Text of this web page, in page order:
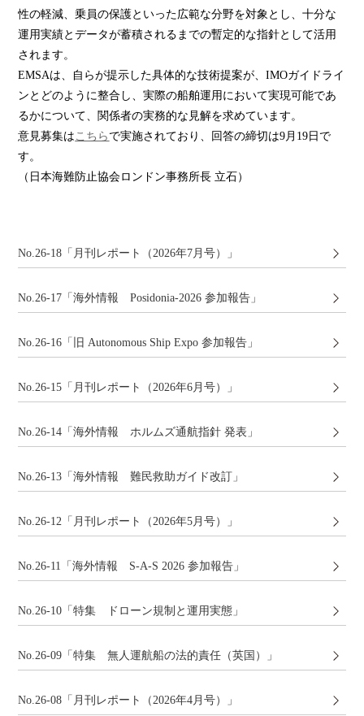
性の軽減、乗員の保護といった広範な分野を対象とし、十分な
運用実績とデータが蓄積されるまでの暫定的な指針として活用
されます。
EMSAは、自らが提示した具体的な技術提案が、IMOガイドライ
ンとどのように整合し、実際の船舶運用において実現可能であ
るかについて、関係者の実務的な見解を求めています。
意見募集は こちら で実施されており、回答の締切は9月19日で
す。
（日本海難防止協会ロンドン事務所長 立石）
No.26-18「月刊レポート（2026年7月号）」
No.26-17「海外情報 Posidonia-2026 参加報告」
No.26-16「旧 Autonomous Ship Expo 参加報告」
No.26-15「月刊レポート（2026年6月号）」
No.26-14「海外情報 ホルムズ通航指針 発表」
No.26-13「海外情報 難民救助ガイド改訂」
No.26-12「月刊レポート（2026年5月号）」
No.26-11「海外情報 S-A-S 2026 参加報告」
No.26-10「特集 ドローン規制と運用実態」
No.26-09「特集 無人運航船の法的責任（英国）」
No.26-08「月刊レポート（2026年4月号）」